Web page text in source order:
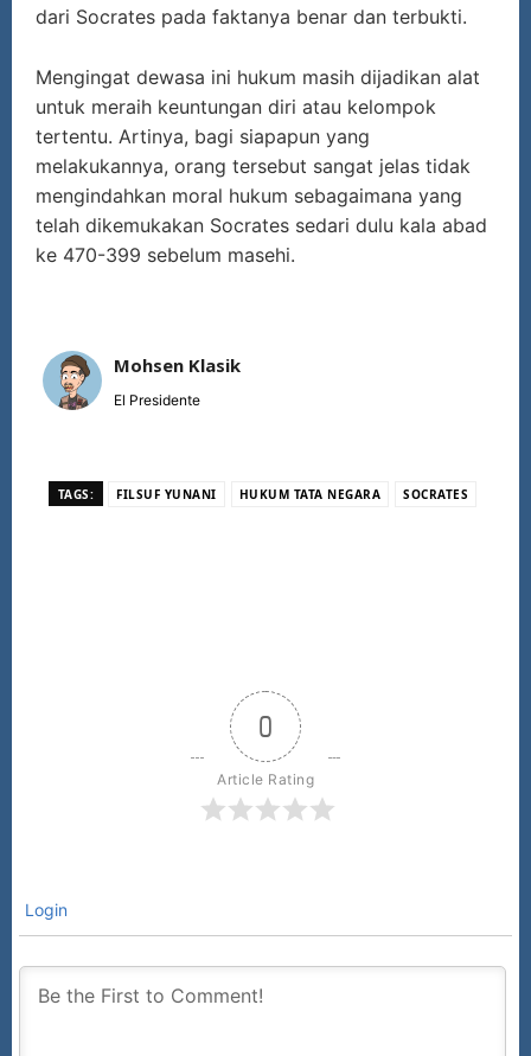
dari Socrates pada faktanya benar dan terbukti.
Mengingat dewasa ini hukum masih dijadikan alat
untuk meraih keuntungan diri atau kelompok
tertentu. Artinya, bagi siapapun yang
melakukannya, orang tersebut sangat jelas tidak
mengindahkan moral hukum sebagaimana yang
telah dikemukakan Socrates sedari dulu kala abad
ke 470-399 sebelum masehi.
Mohsen Klasik
El Presidente
TAGS: FILSUF YUNANI HUKUM TATA NEGARA SOCRATES
0
Article Rating
Login